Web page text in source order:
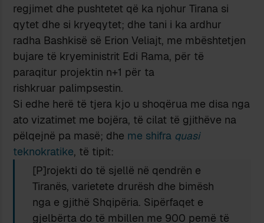
regjimet dhe pushtetet që ka njohur Tirana si
qytet dhe si kryeqytet; dhe tani i ka ardhur
radha Bashkisë së Erion Veliajt, me mbështetjen
bujare të kryeministrit Edi Rama, për të
paraqitur projektin n+1 për ta
rishkruar palimpsestin.
Si edhe herë të tjera kjo u shoqërua me disa nga
ato vizatimet me bojëra, të cilat të gjithëve na
pëlqejnë pa masë; dhe me shifra quasi
teknokratike, të tipit:
[P]rojekti do të sjellë në qendrën e
Tiranës, varietete drurësh dhe bimësh
nga e gjithë Shqipëria. Sipërfaqet e
gjelbërta do të mbillen me 900 pemë të